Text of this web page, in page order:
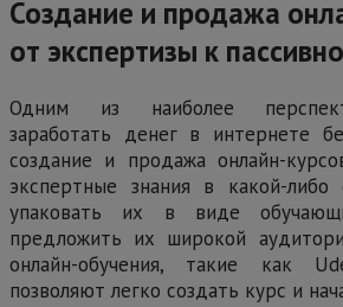
Создание и продажа
от экспертизы к
Одним из наиболее
заработать денег в интернете
создание и продажа онлайн-
экспертные знания в какой-
упаковать их в виде
предложить их широкой
онлайн-обучения, такие как
позволяют легко создать курс и